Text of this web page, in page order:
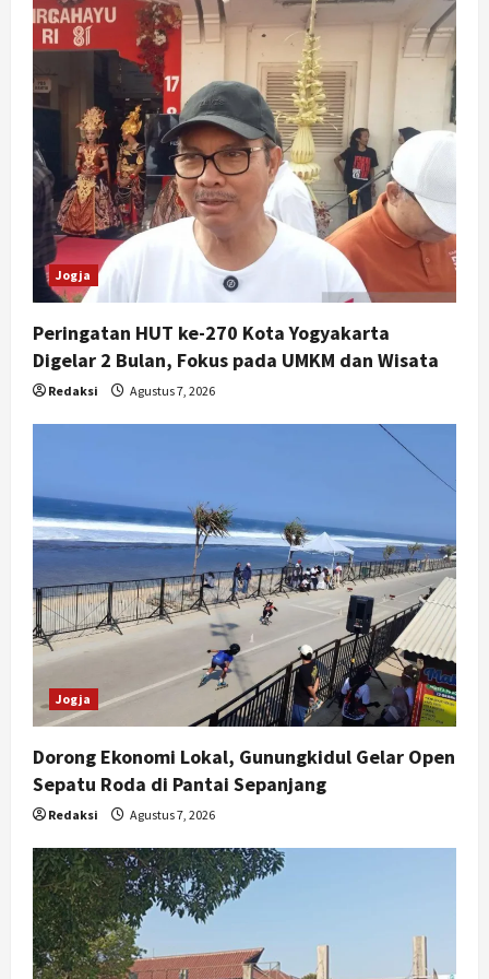
Jogja
Peringatan HUT ke-270 Kota Yogyakarta
Digelar 2 Bulan, Fokus pada UMKM dan Wisata
Redaksi Agustus 7, 2026
Jogja
Dorong Ekonomi Lokal, Gunungkidul Gelar Open
Sepatu Roda di Pantai Sepanjang
Redaksi Agustus 7, 2026